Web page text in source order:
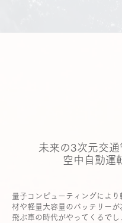
未来の3次元交通
空中自動運
量子コンピューティングにより
材や軽量大容量のバッテリーが
飛ぶ車の時代がやってくるでし